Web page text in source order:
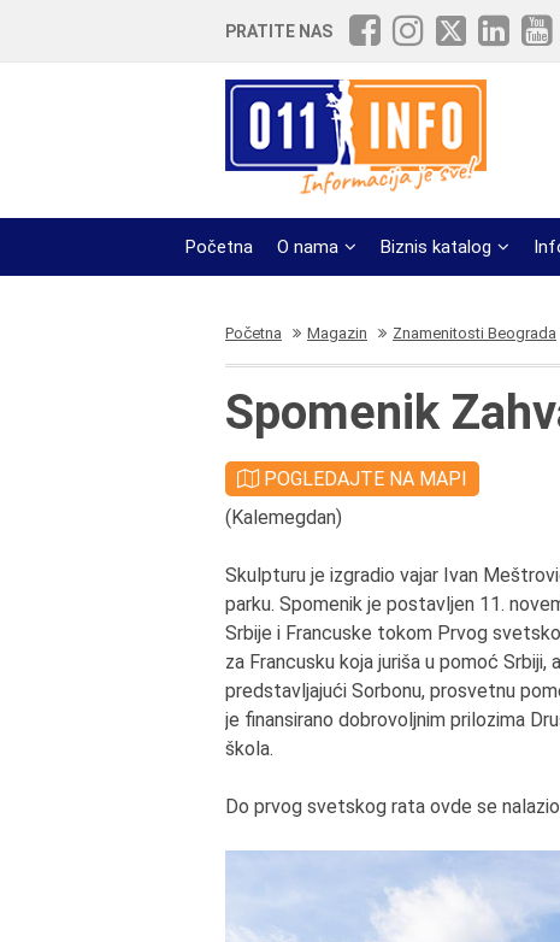
PRATITE NAS
Početna O nama Biznis katalog
Početna Magazin Znamenitosti Beograda
Spomenik
POGLEDAJTE NA MAPI
(Kalemegdan)
Skulpturu je izgradio vajar Ivan
parku. Spomenik je postavljen 11.
Srbije i Francuske tokom Prvog
za Francusku koja juriša u pomoć
predstavljajući Sorbonu, prosvetnu
je finansirano dobrovoljnim prilozima
škola.
Do prvog svetskog rata ovde se